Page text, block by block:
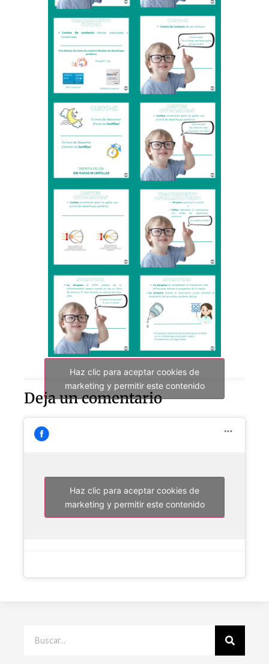
Haz clic para aceptar cookies de
marketing y permitir este contenido
Deja un comentario
Haz clic para aceptar cookies de
marketing y permitir este contenido